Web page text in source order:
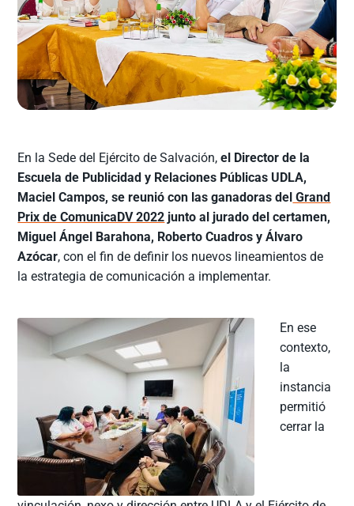
En la Sede del Ejército de Salvación,el Director de la
Escuela de Publicidad y Relaciones Públicas UDLA,
Maciel Campos, se reunió con las ganadoras del Grand
Prix de ComunicaDV 2022 junto al jurado del certamen,
Miguel Ángel Barahona, Roberto Cuadros y Álvaro
Azócar, con el fin de definir los nuevos lineamientos de
la estrategia de comunicación a implementar.
En ese
contexto,
la
instancia
permitió
cerrar la